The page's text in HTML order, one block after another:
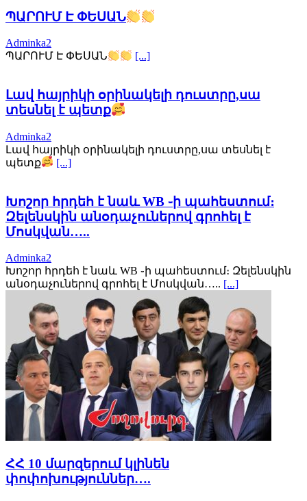
ՊԱՐՈՒՄ Է ՓԵՍԱՆ
Adminka2
ՊԱՐՈՒՄ Է ՓԵՍԱՆ
[...]
Լավ հայրիկի օրինակելի դուստրը,սա
տեսնել է պետք
Adminka2
Լավ հայրիկի օրինակելի դուստրը,սա տեսնել է
պետք
[...]
Խոշոր հրդեհ է նաև WB ֊ի պահեստում։
Զելենսկին անօդաչուներով գրոհել է
Մոսկվան…..
Adminka2
Խոշոր հրդեհ է նաև WB ֊ի պահեստում։ Զելենսկին
անօդաչուներով գրոհել է Մոսկվան….. [...]
ՀՀ 10 մարզերում կլինեն
փոփոխություններ….